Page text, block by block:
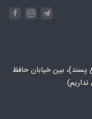
پسند)، بین خیابان حافظ